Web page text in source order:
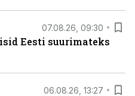
07.08.26, 09:30
Eesti suurimateks
06.08.26, 13:27